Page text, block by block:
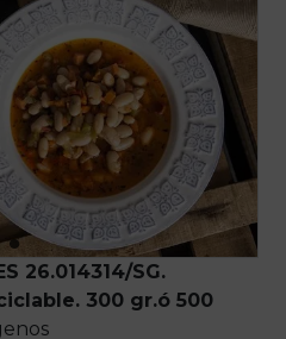
26.014314/SG.
300 gr.ó 500